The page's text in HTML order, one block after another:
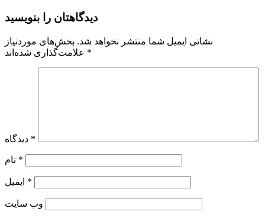
دیدگاهتان را بنویسید
نشانی ایمیل شما منتشر نخواهد شد. بخش‌های موردنیاز
*
*
*
*
وب‌ سایت